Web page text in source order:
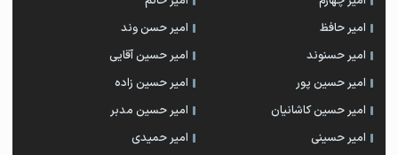
امیر حافظ
امیر حسن وند
امیر حسنوند
امیر حسین آقایی
امیر حسین پور
امیر حسین زاده
امیر حسین کاشانیان
امیر حسین مدبر
امیر حسینی
امیر حمیدی